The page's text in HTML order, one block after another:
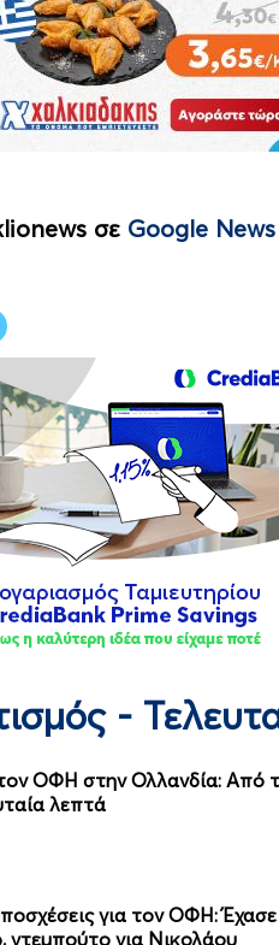
σε Google
-
ΟΦΗ στην Ολλανδία:
λεπτά
για τον ΟΦΗ:
ντεμπούτο για Νικολάου